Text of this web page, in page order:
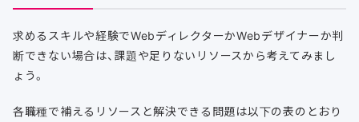
求めるスキルや経験でWebディレクターかWebデザイナーか判
断できない場合は、課題や足りないリソースから考えてみまし
ょう。
各職種で補えるリソースと解決できる問題は以下の表のとおり